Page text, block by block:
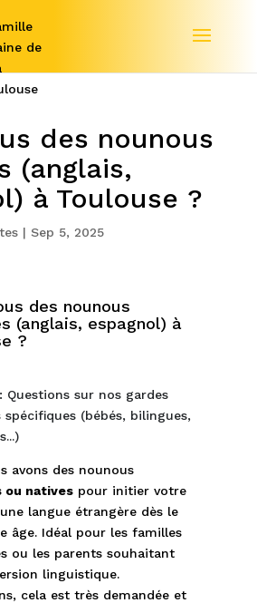
des nounous
(anglais,
à Toulouse ?
| Sep 5, 2025
des nounous
(anglais, espagnol) à
?
Questions sur nos gardes
spécifiques (bébés, bilingues,
avons des nounous
ou nativespour initier votre
langue étrangère dès le
âge. Idéal pour les familles
ou les parents souhaitant
linguistique.
cela est très demandée et